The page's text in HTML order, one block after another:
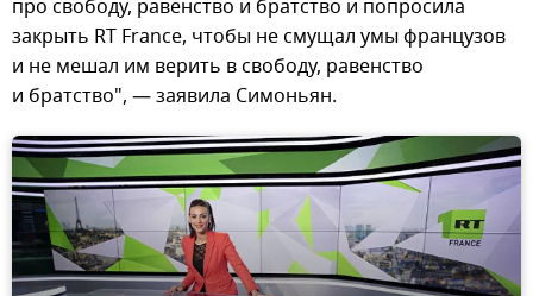
про свободу, равенство и братство и попросила
закрыть RT France, чтобы не смущал умы французов
и не мешал им верить в свободу, равенство
и братство", — заявила Симоньян.